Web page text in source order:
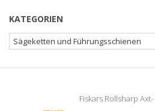
KATEGORIEN
Fiskars Rollsharp